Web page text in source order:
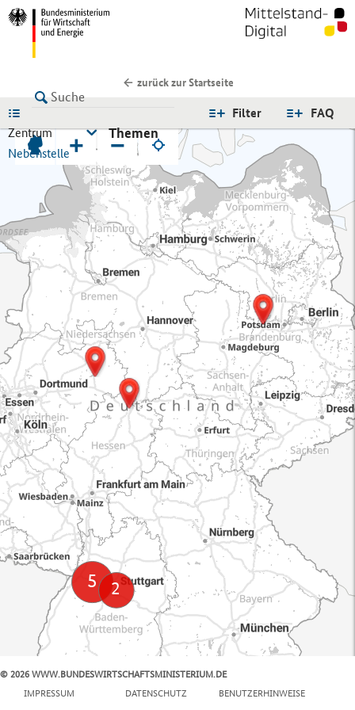
zurück zur Startseite
FAQ
Filter
Zentrum
Nebenstelle
Themen
+ −
© 2026 WWW.BUNDESWIRTSCHAFTSMINISTERIUM.DE
IMPRESSUM
DATENSCHUTZ BENUTZERHINWEISE